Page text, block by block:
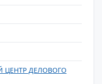
ЦЕНТР ДЕЛОВОГО